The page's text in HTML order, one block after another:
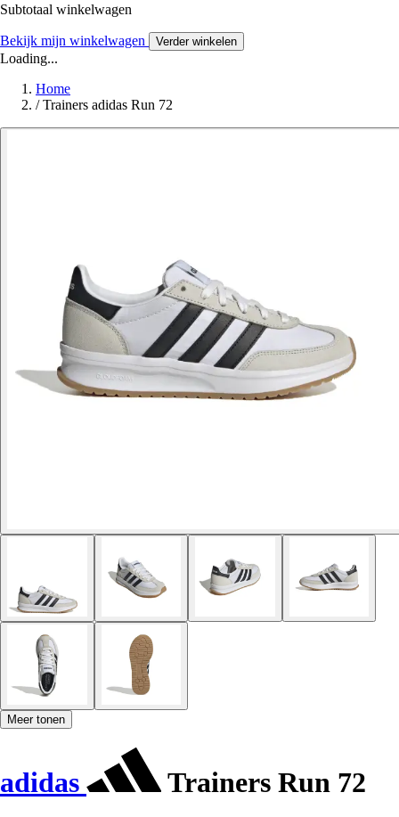
Subtotaal winkelwagen
Bekijk mijn winkelwagen Verder winkelen
Loading...
Home
/ Trainers adidas Run 72
Meer tonen
adidas Trainers Run 72